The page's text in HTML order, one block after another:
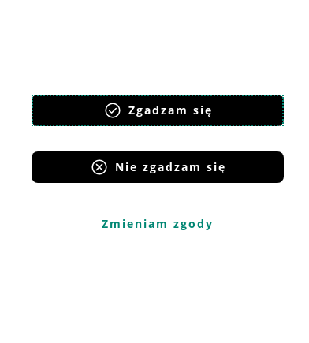
Zgadzam się
Nie zgadzam się
Zmieniam zgody